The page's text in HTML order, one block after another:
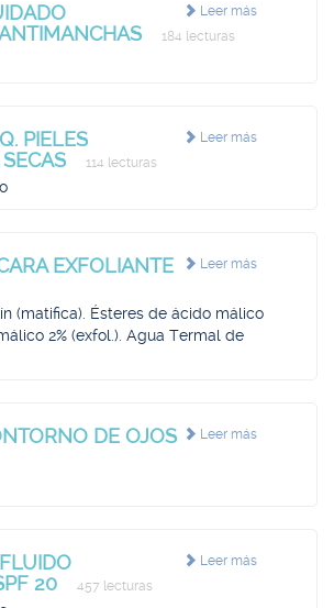
Leer más
184 lecturas
Leer más
PIELES
114 lecturas
Leer más
EXFOLIANTE
(matifica). Ésteres de ácido málico
2% (exfol.). Agua Termal de
Leer más
DE OJOS
Leer más
20
457 lecturas